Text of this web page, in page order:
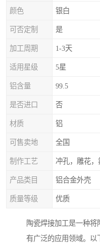
颜色 银白
可否定制 是
加工周期 1-3天
适用星级 5星
铝含量 99.5
是否进口 否
材质 铝
可售卖地 全国
制作工艺 冲孔，雕花，
产品类目 铝合金外壳
质量等级 优质
陶瓷焊接加工是一种
有广泛的应用领域。以